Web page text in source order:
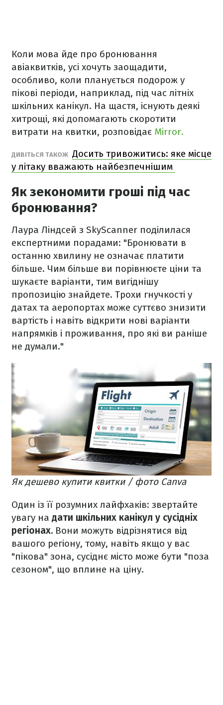
Коли мова йде про бронювання
авіаквитків, усі хочуть заощадити,
особливо, коли планується подорож у
пікові періоди, наприклад, під час літніх
шкільних канікул. На щастя, існують деякі
хитрощі, які допомагають скоротити
витрати на квитки, розповідає Mirror.
ДИВІТЬСЯ ТАКОЖ Досить тривожитись: яке місце
у літаку вважають найбезпечнішим
Як зекономити гроші під час
бронювання?
Лаура Ліндсей з SkyScanner поділилася
експертними порадами: "Бронювати в
останню хвилину не означає платити
більше. Чим більше ви порівнюєте ціни та
шукаєте варіанти, тим вигіднішу
пропозицію знайдете. Трохи гнучкості у
датах та аеропортах може суттєво знизити
вартість і навіть відкрити нові варіанти
напрямків і проживання, про які ви раніше
не думали."
Як дешево купити квитки / фото Canva
Один із її розумних лайфхаків: звертайте
увагу на дати шкільних канікул у сусідніх
регіонах. Вони можуть відрізнятися від
вашого регіону, тому, навіть якщо у вас
"пікова" зона, сусіднє місто може бути "поза
сезоном", що вплине на ціну.